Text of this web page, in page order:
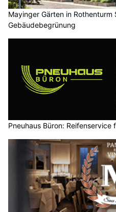
Mayinger Gärten in
Gebäudebegrünung
Pneuhaus Büron: